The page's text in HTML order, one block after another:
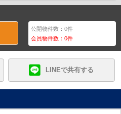
公開物件数：0件
会員物件数：0件
LINEで共有する